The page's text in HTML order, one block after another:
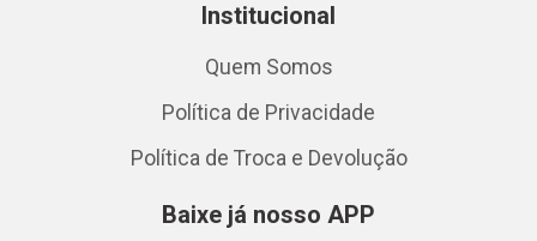
Institucional
Quem Somos
Política de Privacidade
Política de Troca e Devolução
Baixe já nosso APP